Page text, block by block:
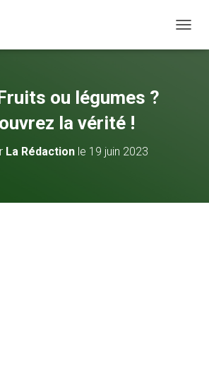
ou légumes ?
la vérité !
La Rédactionle 19 juin 2023